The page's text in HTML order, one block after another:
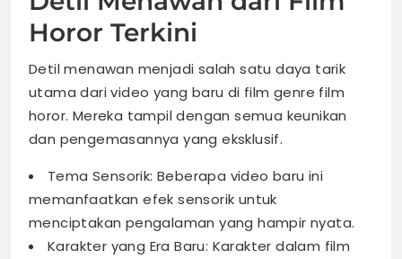
Horor Terkini
Detil menawan menjadi salah satu daya tarik
utama dari video yang baru di film genre film
horor. Mereka tampil dengan semua keunikan
dan pengemasannya yang eksklusif.
Tema Sensorik: Beberapa video baru ini
memanfaatkan efek sensorik untuk
menciptakan pengalaman yang hampir nyata.
Karakter yang Era Baru: Karakter dalam film